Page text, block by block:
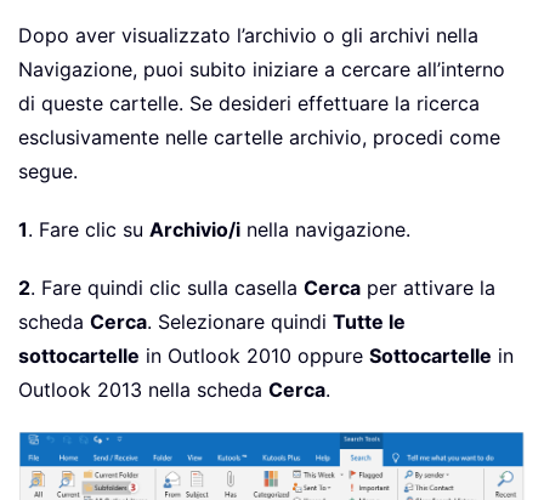
Dopo aver visualizzato l’archivio o gli archivi nella
Navigazione, puoi subito iniziare a cercare all’interno
di queste cartelle. Se desideri effettuare la ricerca
esclusivamente nelle cartelle archivio, procedi come
segue.
1. Fare clic su Archivio/i nella navigazione.
2. Fare quindi clic sulla casella Cerca per attivare la
scheda Cerca. Selezionare quindi Tutte le
sottocartelle in Outlook 2010 oppure Sottocartelle in
Outlook 2013 nella scheda Cerca.